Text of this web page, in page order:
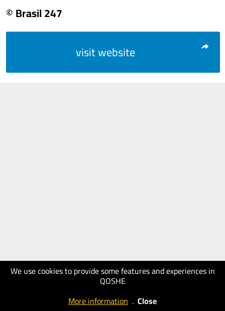
We use cookies to provide some features and experiences in
QOSHE
More information . Close
© Brasil 247
visit website